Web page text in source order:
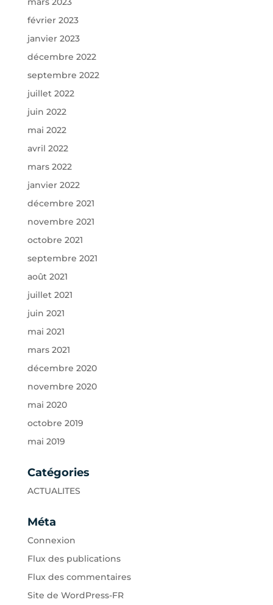
février 2023
janvier 2023
décembre 2022
septembre 2022
juillet 2022
juin 2022
mai 2022
avril 2022
mars 2022
janvier 2022
décembre 2021
novembre 2021
octobre 2021
septembre 2021
août 2021
juillet 2021
juin 2021
mai 2021
mars 2021
décembre 2020
novembre 2020
mai 2020
octobre 2019
mai 2019
Catégories
ACTUALITES
Méta
Connexion
Flux des publications
Flux des commentaires
Site de WordPress-FR